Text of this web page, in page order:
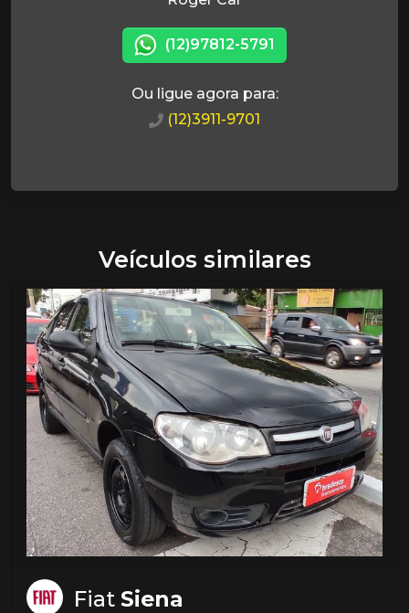
(12)97812-5791
Ou ligue agora para:
(12)3911-9701
Veículos similares
Fiat Siena